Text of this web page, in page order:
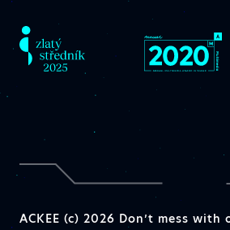
ACKEE (c) 2026 Don’t mess with